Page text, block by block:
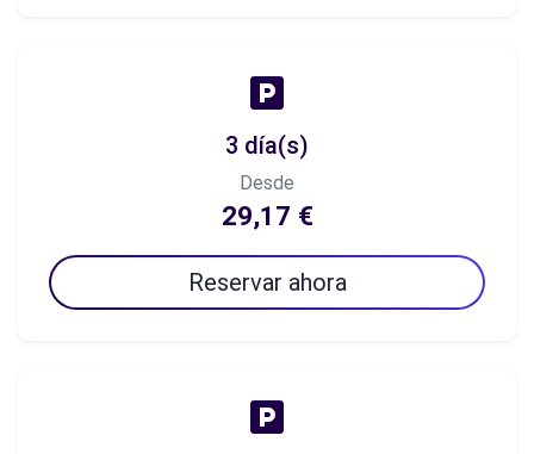
3 día(s)
Desde
29,17 €
Reservar ahora